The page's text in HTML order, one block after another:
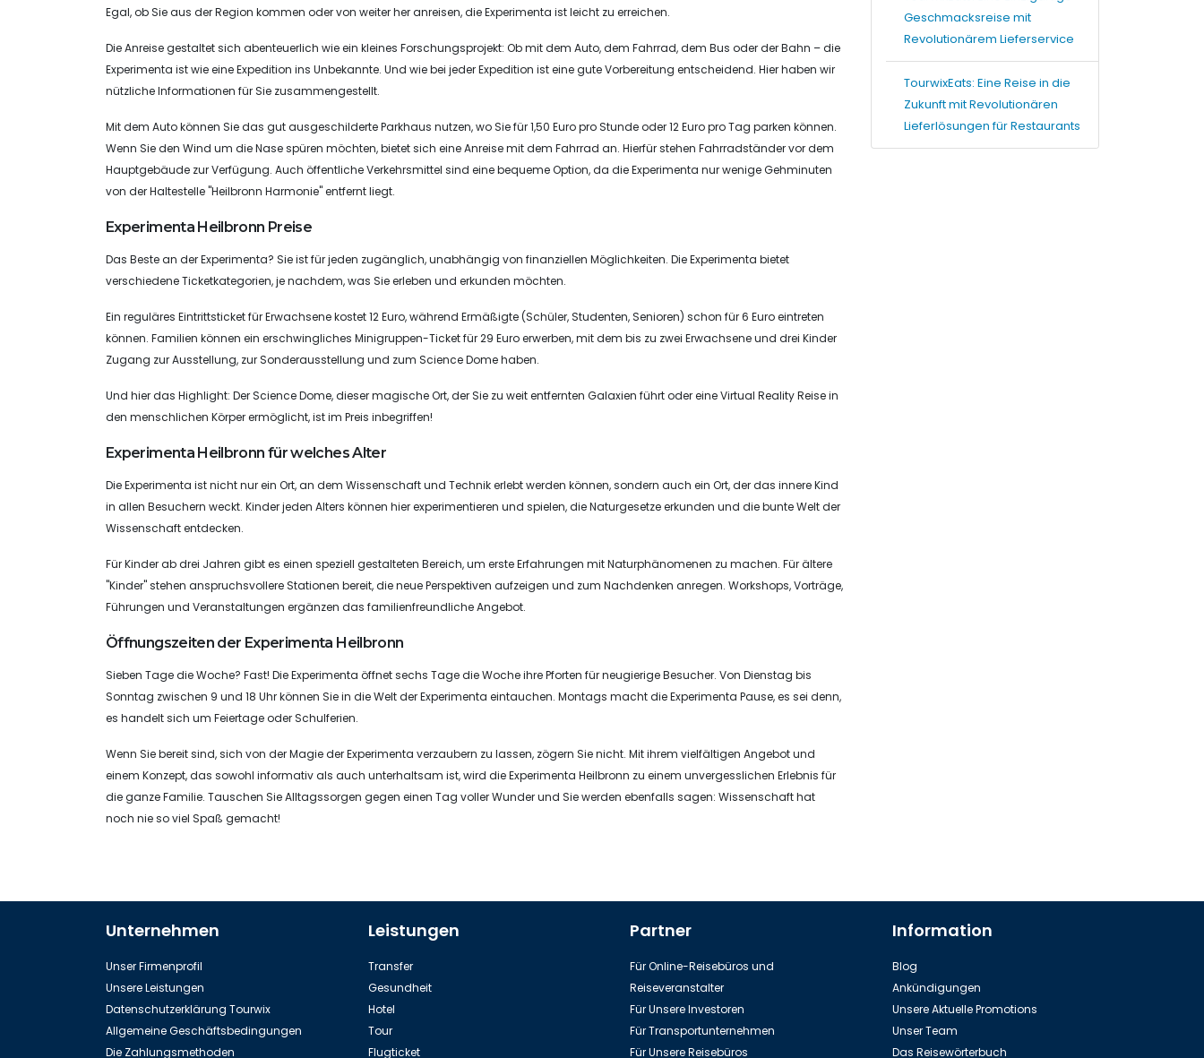
Egal, ob Sie aus der Region kommen oder von weiter her anreisen, die Experimenta ist leicht zu erreichen.
Die Anreise gestaltet sich abenteuerlich wie ein kleines Forschungsprojekt: Ob mit dem Auto, dem Fahrrad, dem Bus oder der Bahn – die
Experimenta ist wie eine Expedition ins Unbekannte. Und wie bei jeder Expedition ist eine gute Vorbereitung entscheidend. Hier haben wir
nützliche Informationen für Sie zusammengestellt.
Mit dem Auto können Sie das gut ausgeschilderte Parkhaus nutzen, wo Sie für 1,50 Euro pro Stunde oder 12 Euro pro Tag parken können.
Wenn Sie den Wind um die Nase spüren möchten, bietet sich eine Anreise mit dem Fahrrad an. Hierfür stehen Fahrradständer vor dem
Hauptgebäude zur Verfügung. Auch öffentliche Verkehrsmittel sind eine bequeme Option, da die Experimenta nur wenige Gehminuten
von der Haltestelle "Heilbronn Harmonie" entfernt liegt.
Experimenta Heilbronn Preise
Das Beste an der Experimenta? Sie ist für jeden zugänglich, unabhängig von finanziellen Möglichkeiten. Die Experimenta bietet
verschiedene Ticketkategorien, je nachdem, was Sie erleben und erkunden möchten.
Ein reguläres Eintrittsticket für Erwachsene kostet 12 Euro, während Ermäßigte (Schüler, Studenten, Senioren) schon für 6 Euro eintreten
können. Familien können ein erschwingliches Minigruppen-Ticket für 29 Euro erwerben, mit dem bis zu zwei Erwachsene und drei Kinder
Zugang zur Ausstellung, zur Sonderausstellung und zum Science Dome haben.
Und hier das Highlight: Der Science Dome, dieser magische Ort, der Sie zu weit entfernten Galaxien führt oder eine Virtual Reality Reise in
den menschlichen Körper ermöglicht, ist im Preis inbegriffen!
Experimenta Heilbronn für welches Alter
Die Experimenta ist nicht nur ein Ort, an dem Wissenschaft und Technik erlebt werden können, sondern auch ein Ort, der das innere Kind
in allen Besuchern weckt. Kinder jeden Alters können hier experimentieren und spielen, die Naturgesetze erkunden und die bunte Welt der
Wissenschaft entdecken.
Für Kinder ab drei Jahren gibt es einen speziell gestalteten Bereich, um erste Erfahrungen mit Naturphänomenen zu machen. Für ältere
"Kinder" stehen anspruchsvollere Stationen bereit, die neue Perspektiven aufzeigen und zum Nachdenken anregen. Workshops, Vorträge,
Führungen und Veranstaltungen ergänzen das familienfreundliche Angebot.
Öffnungszeiten der Experimenta Heilbronn
Sieben Tage die Woche? Fast! Die Experimenta öffnet sechs Tage die Woche ihre Pforten für neugierige Besucher. Von Dienstag bis
Sonntag zwischen 9 und 18 Uhr können Sie in die Welt der Experimenta eintauchen. Montags macht die Experimenta Pause, es sei denn,
es handelt sich um Feiertage oder Schulferien.
Wenn Sie bereit sind, sich von der Magie der Experimenta verzaubern zu lassen, zögern Sie nicht. Mit ihrem vielfältigen Angebot und
einem Konzept, das sowohl informativ als auch unterhaltsam ist, wird die Experimenta Heilbronn zu einem unvergesslichen Erlebnis für
die ganze Familie. Tauschen Sie Alltagssorgen gegen einen Tag voller Wunder und Sie werden ebenfalls sagen: Wissenschaft hat
noch nie so viel Spaß gemacht!
Geschmacksreise mit
Revolutionärem Lieferservice
TourwixEats: Eine Reise in die
Zukunft mit Revolutionären
Lieferlösungen für Restaurants
Unternehmen
Unser Firmenprofil
Unsere Leistungen
Datenschutzerklärung Tourwix
Allgemeine Geschäftsbedingungen
Die Zahlungsmethoden
Leistungen
Transfer
Gesundheit
Hotel
Tour
Flugticket
Partner
Für Online-Reisebüros und
Reiseveranstalter
Für Unsere Investoren
Für Transportunternehmen
Für Unsere Reisebüros
Information
Blog
Ankündigungen
Unsere Aktuelle Promotions
Unser Team
Das Reisewörterbuch